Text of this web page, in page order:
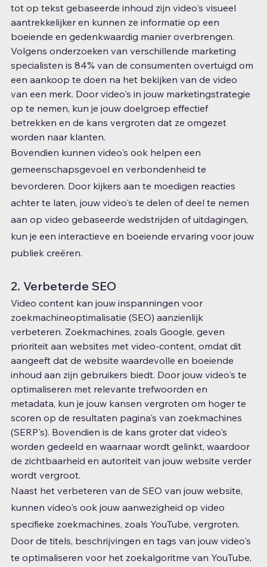
tot op tekst gebaseerde inhoud zijn video's visueel
aantrekkelijker en kunnen ze informatie op een
boeiende en gedenkwaardig manier overbrengen.
Volgens onderzoeken van verschillende marketing
specialisten is 84% ​​van de consumenten overtuigd om
een ​​aankoop te doen na het bekijken van de video
van een merk. Door video's in jouw marketingstrategie
op te nemen, kun je jouw doelgroep effectief
betrekken en de kans vergroten dat ze omgezet
worden naar klanten.
Bovendien kunnen video's ook helpen een
gemeenschapsgevoel en verbondenheid te
bevorderen. Door kijkers aan te moedigen reacties
achter te laten, jouw video's te delen of deel te nemen
aan op video gebaseerde wedstrijden of uitdagingen,
kun je een interactieve en boeiende ervaring voor jouw
publiek creëren.
2. Verbeterde SEO
Video content kan jouw inspanningen voor
zoekmachineoptimalisatie (SEO) aanzienlijk
verbeteren. Zoekmachines, zoals Google, geven
prioriteit aan websites met video-content, omdat dit
aangeeft dat de website waardevolle en boeiende
inhoud aan zijn gebruikers biedt. Door jouw video's te
optimaliseren met relevante trefwoorden en
metadata, kun je jouw kansen vergroten om hoger te
scoren op de resultaten pagina's van zoekmachines
(SERP's). Bovendien is de kans groter dat video's
worden gedeeld en waarnaar wordt gelinkt, waardoor
de zichtbaarheid en autoriteit van jouw website verder
wordt vergroot.
Naast het verbeteren van de SEO van jouw website,
kunnen video's ook jouw aanwezigheid op video
specifieke zoekmachines, zoals YouTube, vergroten.
Door de titels, beschrijvingen en tags van jouw video's
te optimaliseren voor het zoekalgoritme van YouTube,